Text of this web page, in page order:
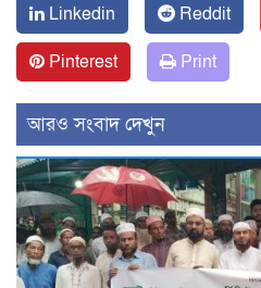
Linkedin
Reddit
Pinterest
Print
আরও সংবাদ দেখুন